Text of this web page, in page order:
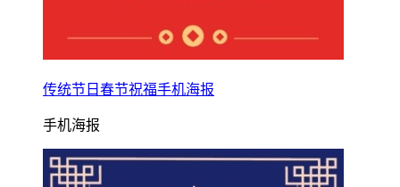
传统节日春节祝福手机海报
手机海报